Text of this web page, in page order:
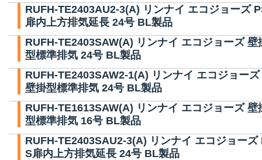
RUFH-TE2403AU2-3(A) リンナイ エコジョーズ
扉内上方排気延長 24号 BL製品
RUFH-TE2403SAW(A) リンナイ エコジョーズ 壁
型標準排気 24号 BL製品
RUFH-TE2403SAW2-1(A) リンナイ エコジョーズ
壁掛型標準排気 24号 BL製品
RUFH-TE1613SAW(A) リンナイ エコジョーズ 壁
型標準排気 16号 BL製品
RUFH-TE2403SAU2-3(A) リンナイ エコジョーズ
S扉内上方排気延長 24号 BL製品